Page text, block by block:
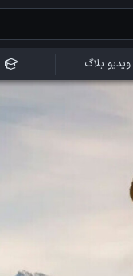
ویدیو بلاگ